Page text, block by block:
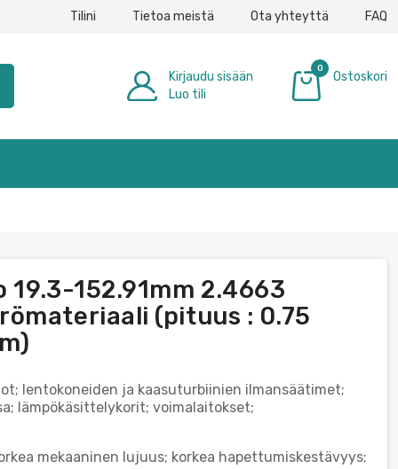
Tilini Tietoa meistä Ota yhteyttä FAQ
Kirjaudu sisään
Luo tili
0
Ostoskori
19.3-152.91mm 2.4663
(pituus : 0.75
lentokoneiden ja kaasuturbiinien ilmansäätimet;
lämpökäsittelykorit; voimalaitokset;
mekaaninen lujuus; korkea hapettumiskestävyys;